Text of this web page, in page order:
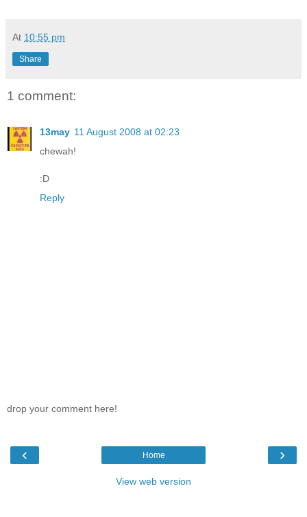
At 10:55 pm
Share
1 comment:
13may 11 August 2008 at 02:23
chewah!
:D
Reply
drop your comment here!
‹ ›
Home
View web version